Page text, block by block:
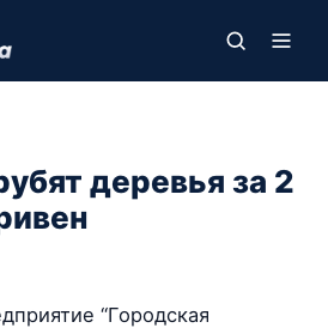
деревья за 2
“Городская